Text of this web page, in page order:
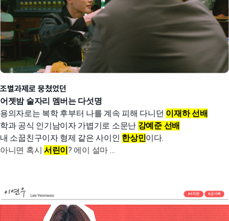
조별과제로 뭉쳤었던
어젯밤 술자리 멤버는 다섯명
용의자로는 복학 후부터 나를 계속 피해 다니던 이재하 선배
학과 공식 인기남이자 가볍기로 소문난 강예준 선배
내 소꿉친구이자 형제 같은 사이인 한상민이다.
아니면 혹시 서린이? 에이 설마 …